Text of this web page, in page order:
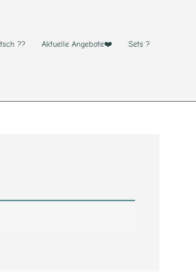
?? Aktuelle Angebote❤️
Sets ?